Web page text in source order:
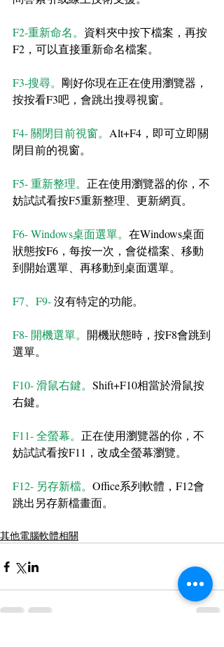
F2-重新命名。 資料夾中按下檔案，再按
F2，可以直接重新命名檔案。
F3-搜尋。 剛好你現在正在使用瀏覽器，
按按看F3吧，會跳出搜尋視窗。
F4- 關閉目前視窗。 Alt+F4，即可立即關
閉目前的視窗。
F5- 重新整理。 正在使用瀏覽器的你，不
妨試試看按F5重新整理、更新網頁。
F6- Windows桌面選單。 在Windows桌面
狀態按F6，每按一次，會從檔案、移動
到開始選單、再移動到桌面選單。
F7、F9- 沒有特定的功能。
F8- 開機選單。 開機狀態時，按F8會跳到
選單。
F10- 滑鼠右鍵。 Shift+F10相當於滑鼠按
右鍵。
F11- 全螢幕。 正在使用瀏覽器的你，不
妨試試看按F11，改成全螢幕瀏覽。
F12- 另存新檔。 Office系列軟體，F12會
跳出另存新檔畫面。
其他電腦軟體相關